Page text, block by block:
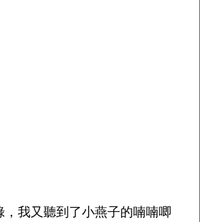
我又聽到了小燕子的喃喃唧